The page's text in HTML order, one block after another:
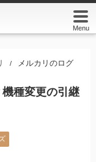
Menu
/
メルカリのログ
種変更の引継